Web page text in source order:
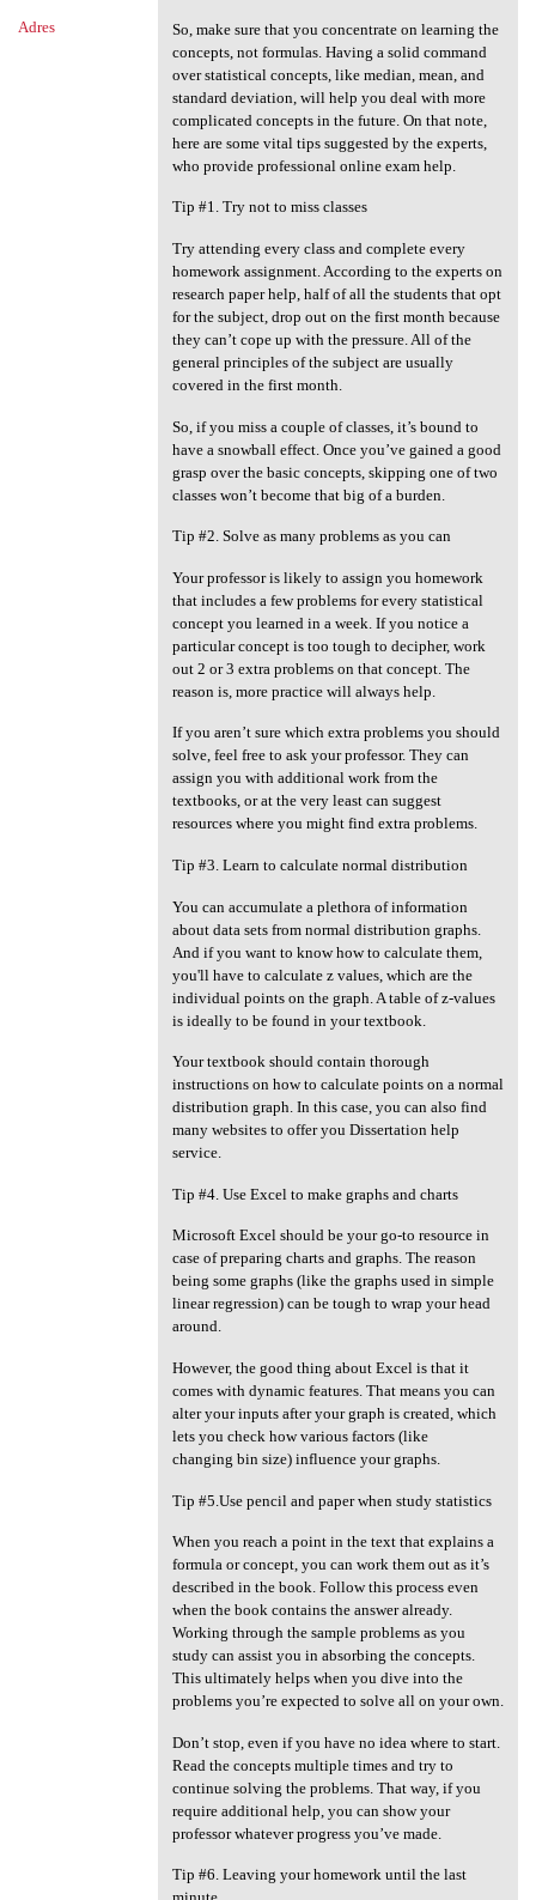
Adres
So, make sure that you concentrate on learning the
concepts, not formulas. Having a solid command
over statistical concepts, like median, mean, and
standard deviation, will help you deal with more
complicated concepts in the future. On that note,
here are some vital tips suggested by the experts,
who provide professional online exam help.
Tip #1. Try not to miss classes
Try attending every class and complete every
homework assignment. According to the experts on
research paper help, half of all the students that opt
for the subject, drop out on the first month because
they can’t cope up with the pressure. All of the
general principles of the subject are usually
covered in the first month.
So, if you miss a couple of classes, it’s bound to
have a snowball effect. Once you’ve gained a good
grasp over the basic concepts, skipping one of two
classes won’t become that big of a burden.
Tip #2. Solve as many problems as you can
Your professor is likely to assign you homework
that includes a few problems for every statistical
concept you learned in a week. If you notice a
particular concept is too tough to decipher, work
out 2 or 3 extra problems on that concept. The
reason is, more practice will always help.
If you aren’t sure which extra problems you should
solve, feel free to ask your professor. They can
assign you with additional work from the
textbooks, or at the very least can suggest
resources where you might find extra problems.
Tip #3. Learn to calculate normal distribution
You can accumulate a plethora of information
about data sets from normal distribution graphs.
And if you want to know how to calculate them,
you'll have to calculate z values, which are the
individual points on the graph. A table of z-values
is ideally to be found in your textbook.
Your textbook should contain thorough
instructions on how to calculate points on a normal
distribution graph. In this case, you can also find
many websites to offer you Dissertation help
service.
Tip #4. Use Excel to make graphs and charts
Microsoft Excel should be your go-to resource in
case of preparing charts and graphs. The reason
being some graphs (like the graphs used in simple
linear regression) can be tough to wrap your head
around.
However, the good thing about Excel is that it
comes with dynamic features. That means you can
alter your inputs after your graph is created, which
lets you check how various factors (like
changing bin size) influence your graphs.
Tip #5.Use pencil and paper when study statistics
When you reach a point in the text that explains a
formula or concept, you can work them out as it’s
described in the book. Follow this process even
when the book contains the answer already.
Working through the sample problems as you
study can assist you in absorbing the concepts.
This ultimately helps when you dive into the
problems you’re expected to solve all on your own.
Don’t stop, even if you have no idea where to start.
Read the concepts multiple times and try to
continue solving the problems. That way, if you
require additional help, you can show your
professor whatever progress you’ve made.
Tip #6. Leaving your homework until the last